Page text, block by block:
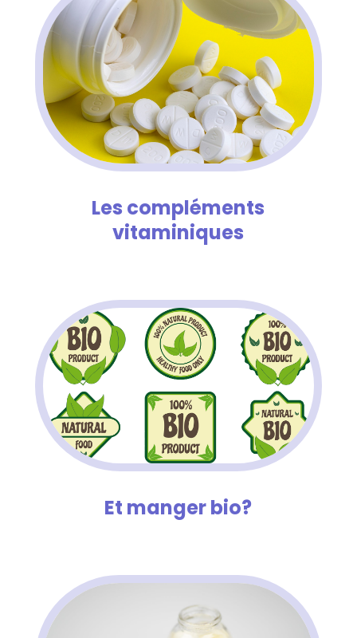
Les compléments
vitaminiques
Et manger bio?